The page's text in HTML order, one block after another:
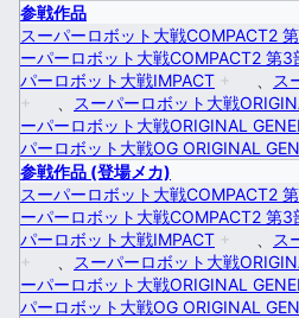
参戦作品
スーパーロボット大戦COMPACT2
ーパーロボット大戦COMPACT2 第3
パーロボット大戦IMPACT +
ス
+
スーパーロボット大戦
ーパーロボット大戦ORIGINAL
パーロボット大戦OG ORIGINAL
参戦作品 (登場メカ)
スーパーロボット大戦COMPACT2
ーパーロボット大戦COMPACT2 第3
パーロボット大戦IMPACT +
ス
+
スーパーロボット大戦
ーパーロボット大戦ORIGINAL
パーロボット大戦OG ORIGINAL